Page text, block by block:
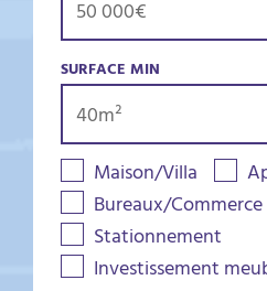
SURFACE MIN
Maison/Villa
Bureaux/Commerce
Stationnement
Investissement